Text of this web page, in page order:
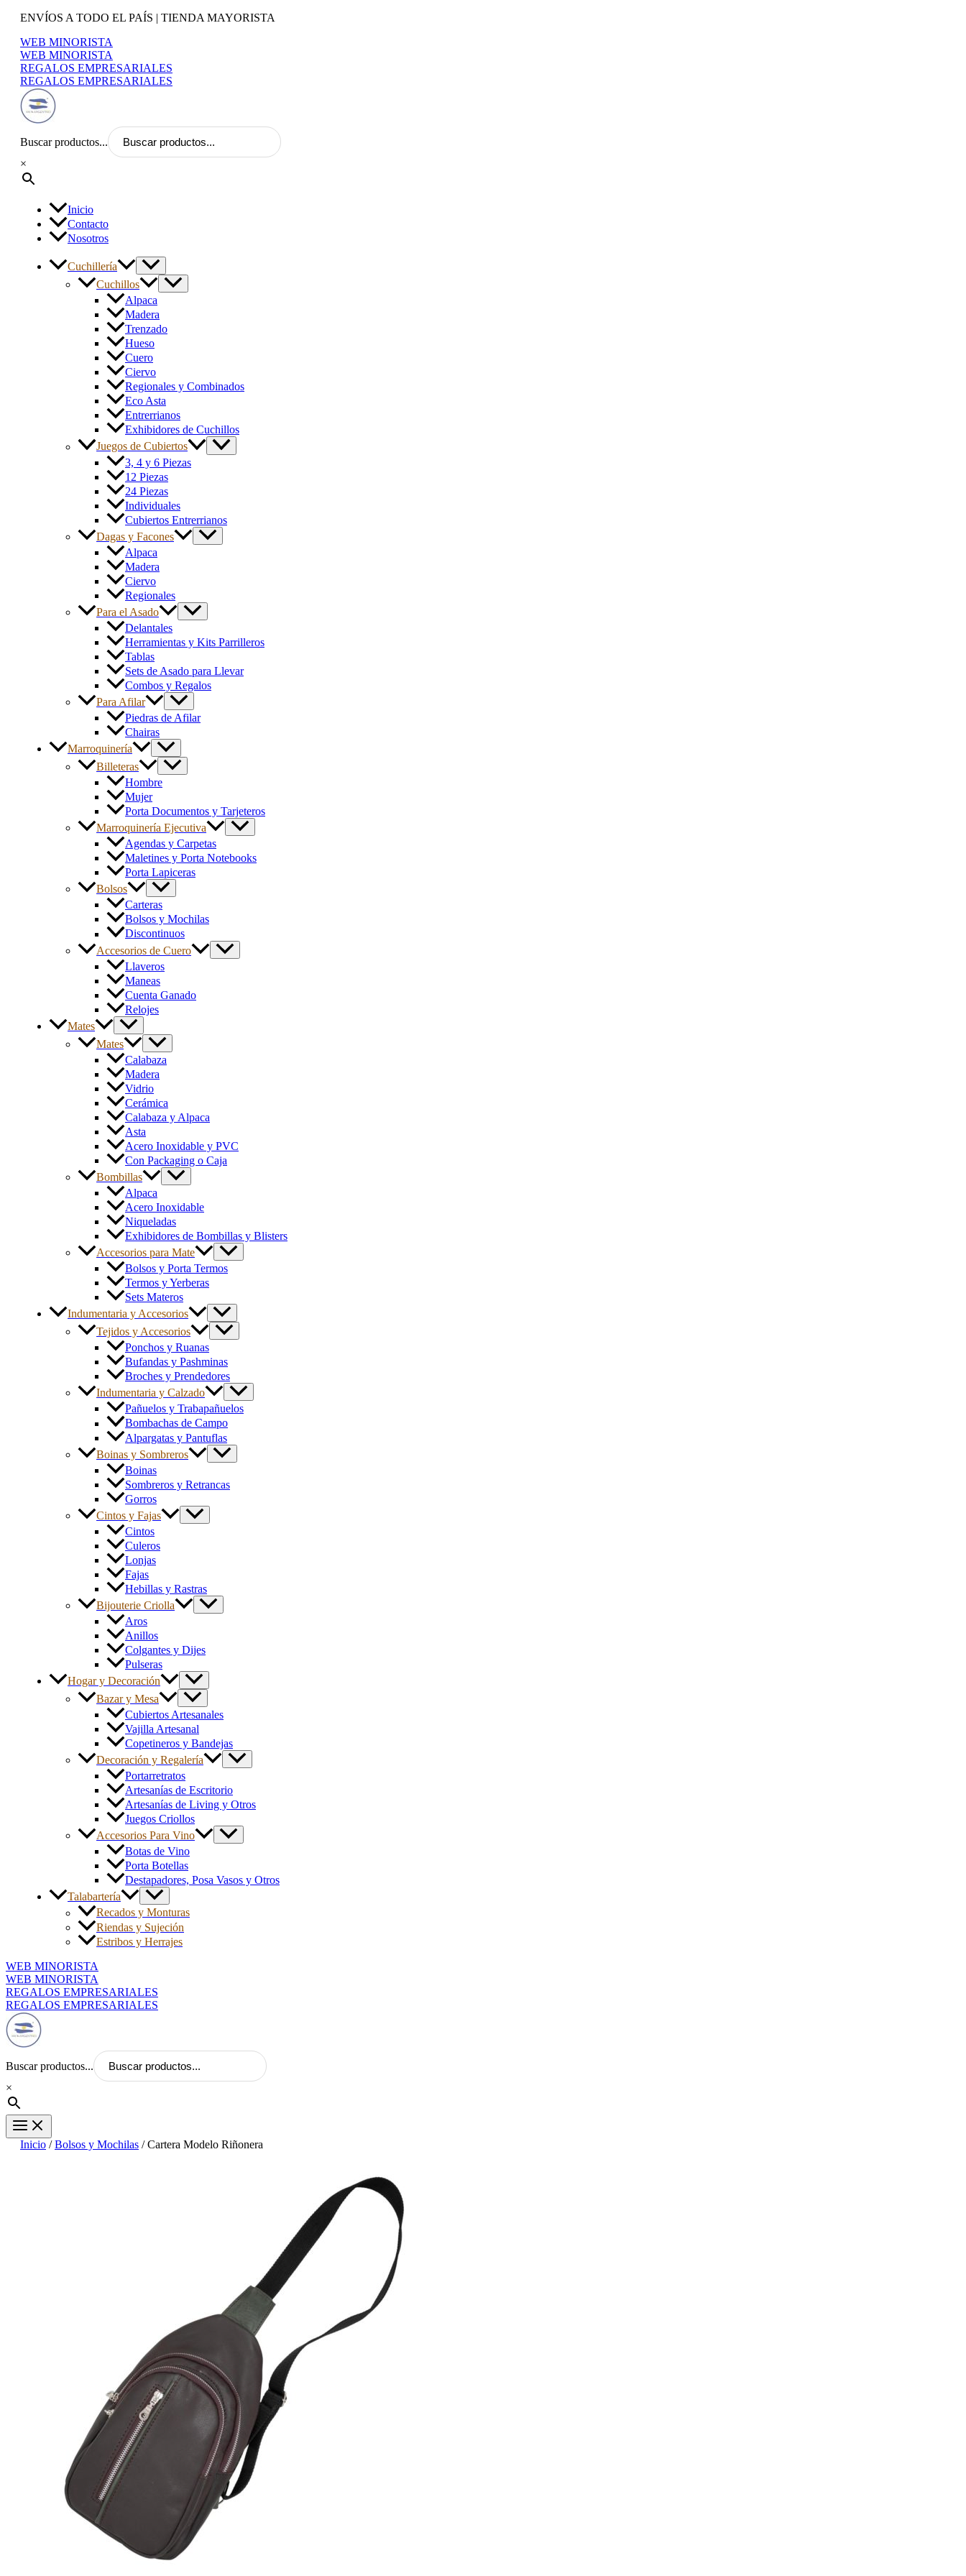
contenido
ENVÍOS A TODO EL PAÍS | TIENDA MAYORISTA
WEB MINORISTA
WEB MINORISTA
REGALOS EMPRESARIALES
REGALOS EMPRESARIALES
Buscar productos...
×
Inicio
Contacto
Nosotros
Cuchillería
Cuchillos
Alpaca
Madera
Trenzado
Hueso
Cuero
Ciervo
Regionales y Combinados
Eco Asta
Entrerrianos
Exhibidores de Cuchillos
Juegos de Cubiertos
3, 4 y 6 Piezas
12 Piezas
24 Piezas
Individuales
Cubiertos Entrerrianos
Dagas y Facones
Alpaca
Madera
Ciervo
Regionales
Para el Asado
Delantales
Herramientas y Kits Parrilleros
Tablas
Sets de Asado para Llevar
Combos y Regalos
Para Afilar
Piedras de Afilar
Chairas
Marroquinería
Billeteras
Hombre
Mujer
Porta Documentos y Tarjeteros
Marroquinería Ejecutiva
Agendas y Carpetas
Maletines y Porta Notebooks
Porta Lapiceras
Bolsos
Carteras
Bolsos y Mochilas
Discontinuos
Accesorios de Cuero
Llaveros
Maneas
Cuenta Ganado
Relojes
Mates
Mates
Calabaza
Madera
Vidrio
Cerámica
Calabaza y Alpaca
Asta
Acero Inoxidable y PVC
Con Packaging o Caja
Bombillas
Alpaca
Acero Inoxidable
Niqueladas
Exhibidores de Bombillas y Blisters
Accesorios para Mate
Bolsos y Porta Termos
Termos y Yerberas
Sets Materos
Indumentaria y Accesorios
Tejidos y Accesorios
Ponchos y Ruanas
Bufandas y Pashminas
Broches y Prendedores
Indumentaria y Calzado
Pañuelos y Trabapañuelos
Bombachas de Campo
Alpargatas y Pantuflas
Boinas y Sombreros
Boinas
Sombreros y Retrancas
Gorros
Cintos y Fajas
Cintos
Culeros
Lonjas
Fajas
Hebillas y Rastras
Bijouterie Criolla
Aros
Anillos
Colgantes y Dijes
Pulseras
Hogar y Decoración
Bazar y Mesa
Cubiertos Artesanales
Vajilla Artesanal
Copetineros y Bandejas
Decoración y Regalería
Portarretratos
Artesanías de Escritorio
Artesanías de Living y Otros
Juegos Criollos
Accesorios Para Vino
Botas de Vino
Porta Botellas
Destapadores, Posa Vasos y Otros
Talabartería
Recados y Monturas
Riendas y Sujeción
Estribos y Herrajes
WEB MINORISTA
WEB MINORISTA
REGALOS EMPRESARIALES
REGALOS EMPRESARIALES
Buscar productos...
×
Inicio /Bolsos y Mochilas / Cartera Modelo Riñonera